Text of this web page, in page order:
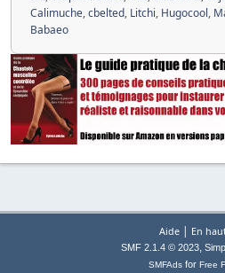
Calimuche,cbelted, Litchi, Hugocool,
Babaeo
Aide | En
SMF 2.1.4 © 2023,
SMFAdsfor Free